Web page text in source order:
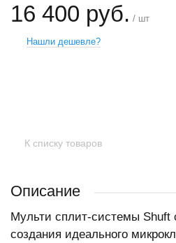
16 400 руб. / шт
Нашли дешевле?
К списку товаров
Описание
Мульти сплит-системы Shuft
создания идеального